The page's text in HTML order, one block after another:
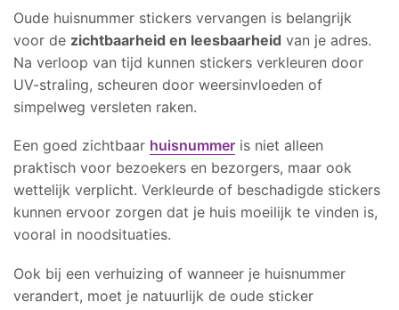
Oude huisnummer stickers vervangen is belangrijk
voor de zichtbaarheid en leesbaarheid van je adres.
Na verloop van tijd kunnen stickers verkleuren door
UV-straling, scheuren door weersinvloeden of
simpelweg versleten raken.
Een goed zichtbaar huisnummer is niet alleen
praktisch voor bezoekers en bezorgers, maar ook
wettelijk verplicht. Verkleurde of beschadigde stickers
kunnen ervoor zorgen dat je huis moeilijk te vinden is,
vooral in noodsituaties.
Ook bij een verhuizing of wanneer je huisnummer
verandert, moet je natuurlijk de oude sticker